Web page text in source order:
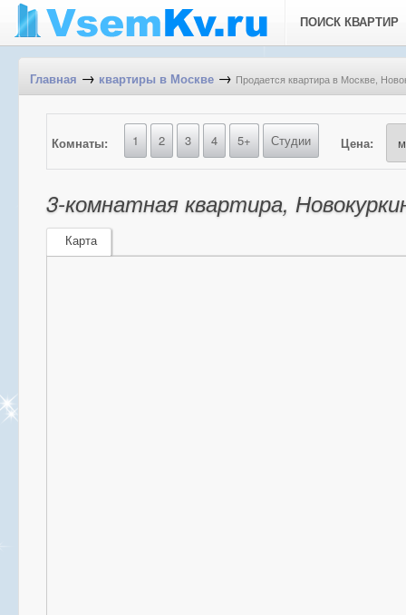
ПОИСК КВАРТИР
Главная → квартиры в Москве → Продается квартира в Москве,
Комнаты: 1 2 3 4 5+ Студии Цена:
3-комнатная квартира,
Карта